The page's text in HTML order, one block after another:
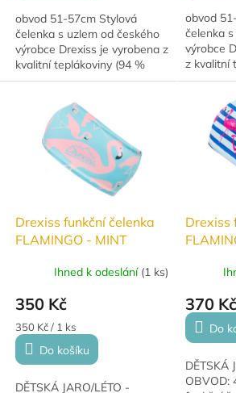
obvod 51-57cm Stylová
čelenka s uzlem od českého
výrobce Drexiss je vyrobena z
kvalitní teplákoviny (94 %
bavlna, 6 % elastan). Díky
velikost, což...
obvod
čelenka
výrobce
z kvalitní
bavlna, 6
uzlu lze
velikost,
Drexiss funkční čelenka
FLAMINGO - MINT
Ihned k odeslání (1 ks)
350 Kč
Měrná
cena:
350 Kč / 1 ks
Do košíku
DĚTSKÁ JARO/LÉTO -
Drexiss
370 Kč
Do
DĚTSKÁ
OBVOD: